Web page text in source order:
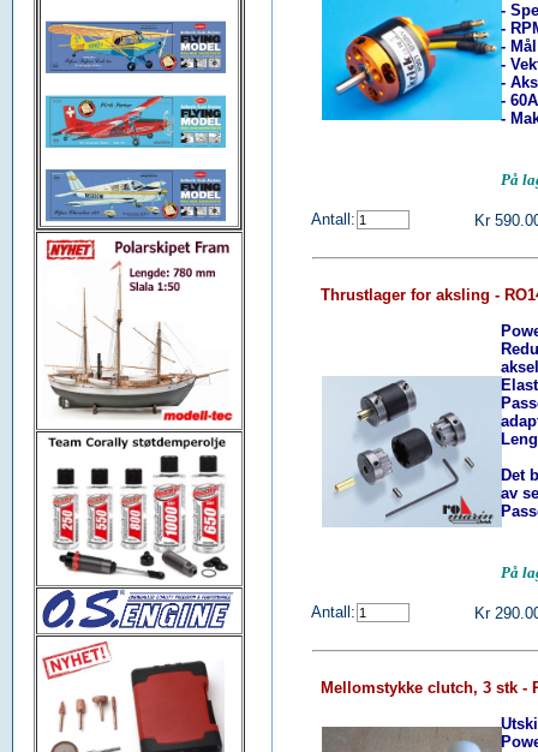
-
-
-
-
-
-
-
På
Antall: Kr
Thrustlager for aksling -
Det
av
På
Antall: Kr
Mellomstykke clutch, 3 stk -